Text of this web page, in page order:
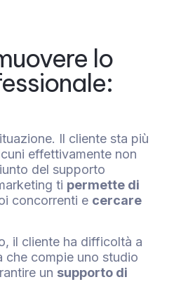
lo
Il cliente sta più
effettivamente non
del supporto
ti permette di
concorrenti e cercare
il cliente ha difficoltà a
che compie uno studio
un supporto di